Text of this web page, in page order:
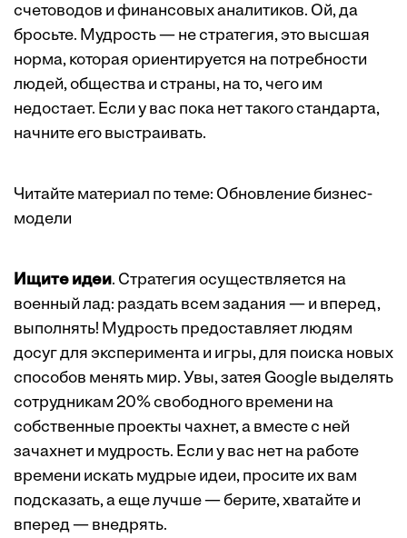
счетоводов и финансовых аналитиков. Ой, да
бросьте. Мудрость — не стратегия, это высшая
норма, которая ориентируется на потребности
людей, общества и страны, на то, чего им
недостает. Если у вас пока нет такого стандарта,
начните его выстраивать.
Читайте материал по теме: Обновление бизнес-
модели
Ищите идеи. Стратегия осуществляется на
военный лад: раздать всем задания — и вперед,
выполнять! Мудрость предоставляет людям
досуг для эксперимента и игры, для поиска новых
способов менять мир. Увы, затея Google выделять
сотрудникам 20% свободного времени на
собственные проекты чахнет, а вместе с ней
зачахнет и мудрость. Если у вас нет на работе
времени искать мудрые идеи, просите их вам
подсказать, а еще лучше — берите, хватайте и
вперед — внедрять.